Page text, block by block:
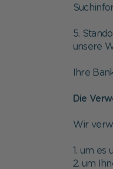
5.
unsere
Ihre
Die
Wir
1. um es
2. um